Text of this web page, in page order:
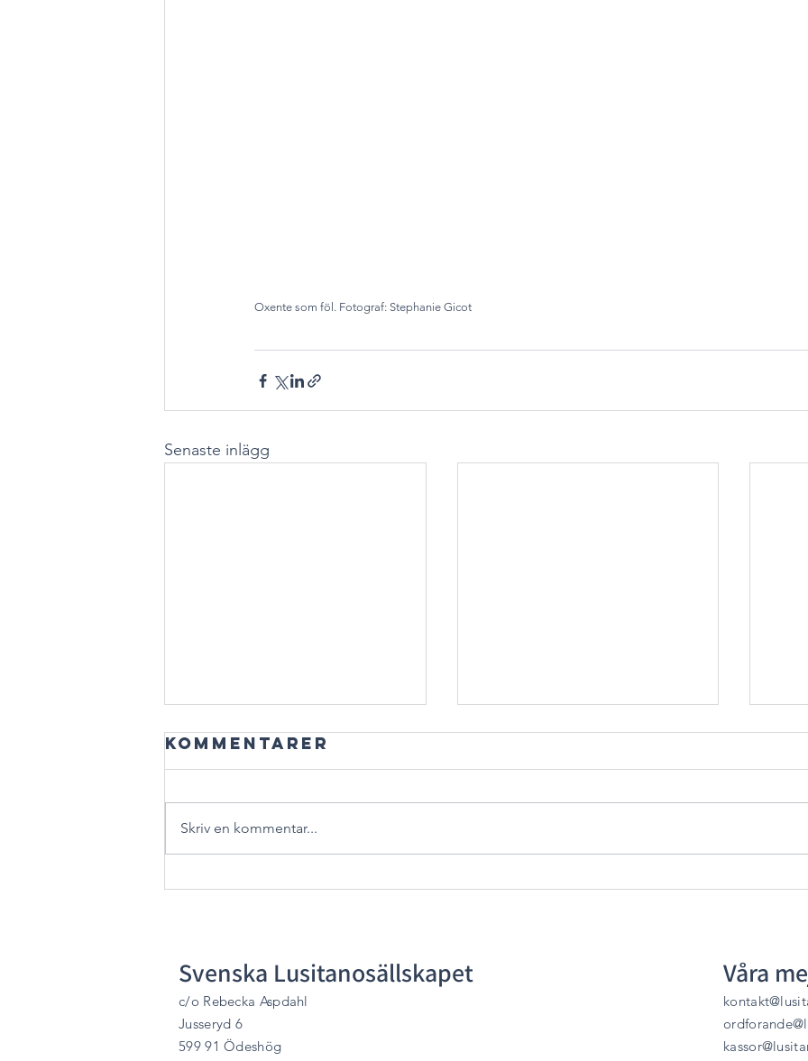
Oxente som föl. Fotograf: Stephanie Gicot
Senaste inlägg
Ditt
Golegã 2025
Kommentarer
Skriv en kommentar...
Svenska Lusitanosällskapet
c/o Rebecka Aspdahl
Jusseryd 6
599 91 Ödeshög
Våra